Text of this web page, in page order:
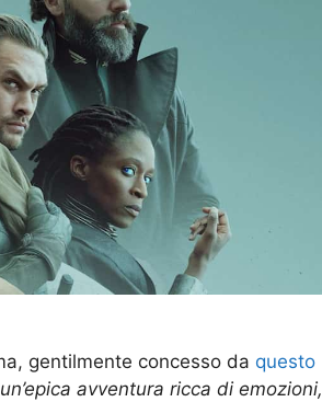
gentilmente concesso da questo
un’epica avventura ricca di emozioni,